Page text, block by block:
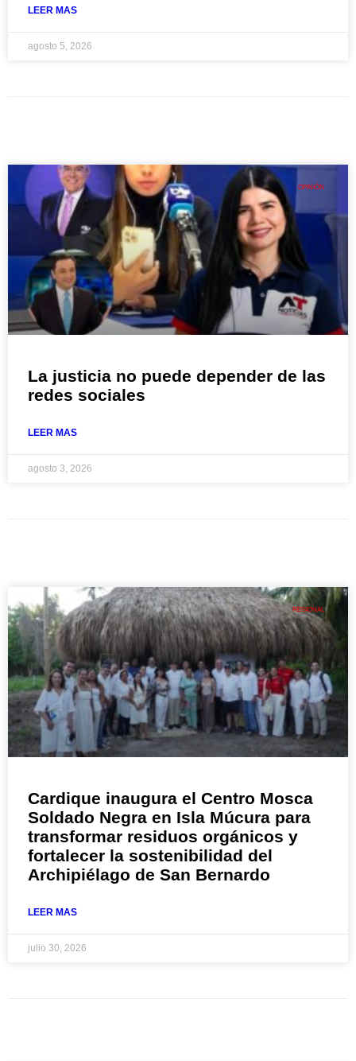
LEER MAS
agosto 5, 2026
OPINIÓN
La justicia no puede depender de las
redes sociales
LEER MAS
agosto 3, 2026
REGIONAL
Cardique inaugura el Centro Mosca
Soldado Negra en Isla Múcura para
transformar residuos orgánicos y
fortalecer la sostenibilidad del
Archipiélago de San Bernardo
LEER MAS
julio 30, 2026